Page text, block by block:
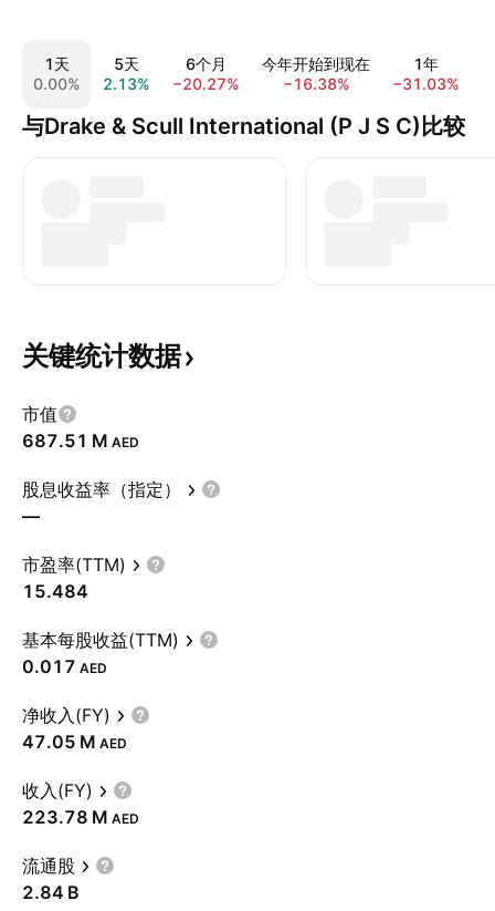
1天
0.00%
5天
2.13%
6个月
−20.27%
今年开始到现在
−16.38%
1年
−31.03%
与Drake & Scull International (P J S C)比较
关键统计数据
市值
‪687.51 M‬ AED
股息收益率（指定）
—
市盈率(TTM)
15.484
基本每股收益(TTM)
0.017 AED
净收入(FY)
‪47.05 M‬ AED
收入(FY)
‪223.78 M‬ AED
流通股
‪2.84 B‬